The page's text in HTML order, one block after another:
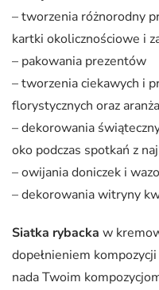
– tworzenia różnorodny
kartki okolicznościowe i
– pakowania prezentów
– tworzenia ciekawych i
florystycznych oraz
– dekorowania
oko podczas spotkań z
– owijania doniczek i
– dekorowania witryny
Siatka rybacka w
dopełnieniem
nada Twoim